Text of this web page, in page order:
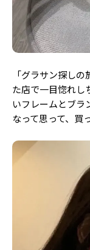
「グラサン探し
た店で一目惚れ
いフレームとブラ
なって思って、買